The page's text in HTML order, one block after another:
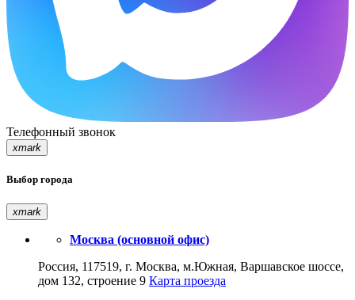
Телефонный звонок
xmark
Выбор города
xmark
Москва (основной офис)
Россия, 117519, г. Москва, м.Южная, Варшавское шоссе,
дом 132, строение 9 Карта проезда